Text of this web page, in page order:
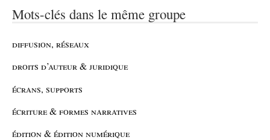
Mots-clés dans le même groupe
diffusion, réseaux
droits d’auteur & juridique
écrans, supports
écriture & formes narratives
édition & édition numérique